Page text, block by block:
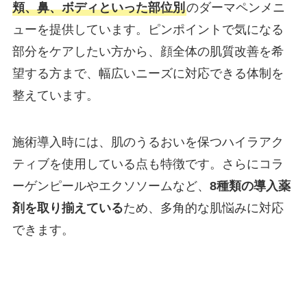
頬、鼻、ボディといった部位別のダーマペンメニ
ューを提供しています。ピンポイントで気になる
部分をケアしたい方から、顔全体の肌質改善を希
望する方まで、幅広いニーズに対応できる体制を
整えています。
施術導入時には、肌のうるおいを保つハイラアク
ティブを使用している点も特徴です。さらにコラ
ーゲンピールやエクソソームなど、 8種類の導入薬
剤を取り揃えているため、多角的な肌悩みに対応
できます。